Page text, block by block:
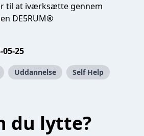
til at iværksætte gennem
DE5RUM®
05-25
Uddannelse
Self Help
du lytte?